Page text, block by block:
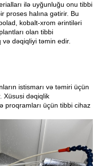
ilə uyğunluğu onu tibbi
proses halına gətirir. Bu
kobalt-xrom ərintiləri
olan tibbi
dəqiqliyi təmin edir.
istismarı və təmiri üçün
Xüsusi dəqiqlik
proqramları üçün tibbi cihaz